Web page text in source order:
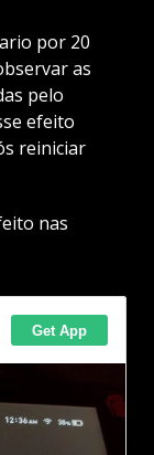
por 20
as
pelo
efeito
reiniciar
nas